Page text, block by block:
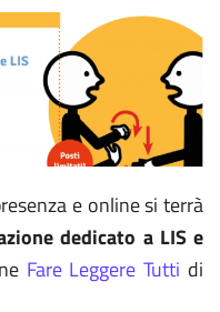
e online si terrà
dedicato a LIS e
Fare Leggere Tutti di